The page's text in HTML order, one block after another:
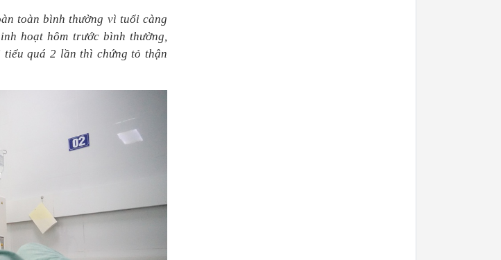
toàn bình thường vì tuổi càng
hoạt hôm trước bình thường,
tiểu quá 2 lần thì chứng tỏ thận